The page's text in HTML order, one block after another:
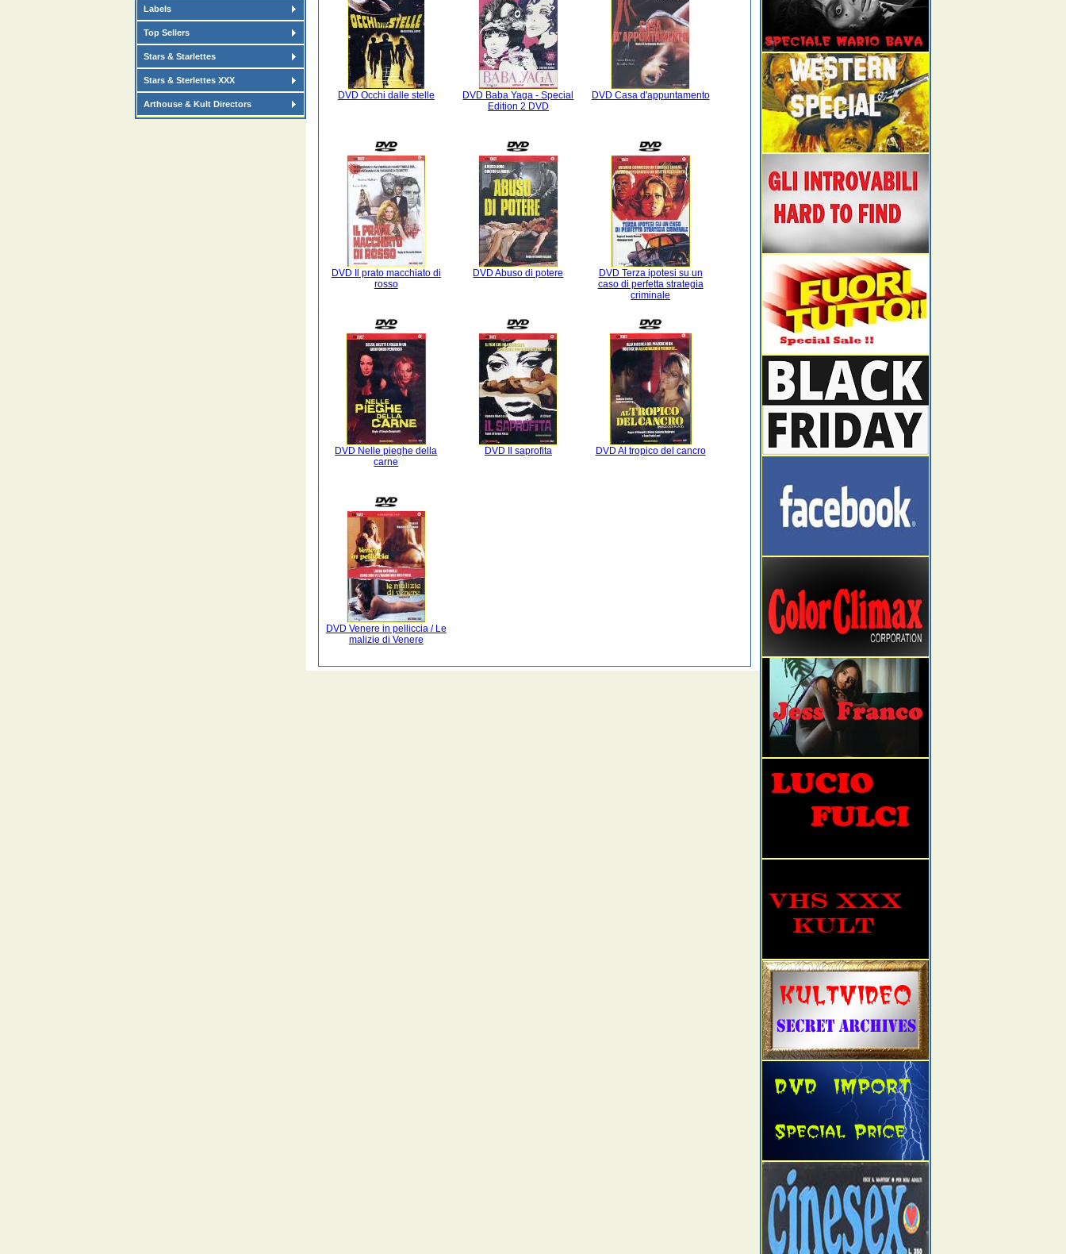
Labels
Top Sellers
Stars & Starlettes
Stars & Sterlettes XXX
Arthouse & Kult Directors
DVD Occhi dalle stelle
DVD Baba Yaga - Special
Edition 2 DVD
DVD Casa d'appuntamento
DVD Il prato macchiato di
rosso
DVD Abuso di potere
DVD Terza ipotesi su un
caso di perfetta strategia
criminale
DVD Nelle pieghe della
carne
DVD Il saprofita DVD Al tropico del cancro
DVD Venere in pelliccia / Le
malizie di Venere